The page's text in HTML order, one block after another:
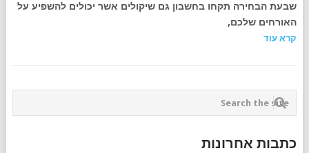
שבעת הבחירה תקחו בחשבון גם שיקולים אשר יכולים להשפיע על
האורחים שלכם,
קרא עוד
כתבות אחרונות